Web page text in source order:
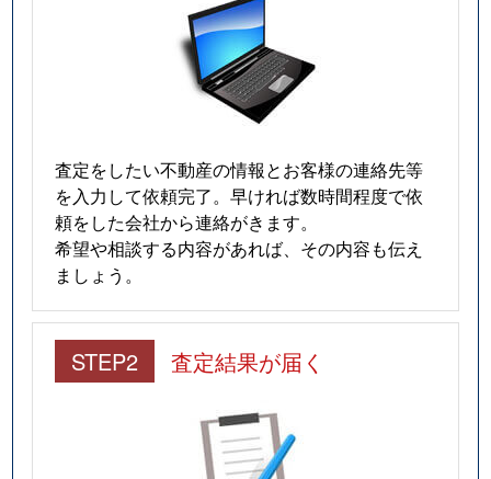
査定をしたい不動産の情報とお客様の連絡先等
を入力して依頼完了。早ければ数時間程度で依
頼をした会社から連絡がきます。
希望や相談する内容があれば、その内容も伝え
ましょう。
STEP2 査定結果が届く